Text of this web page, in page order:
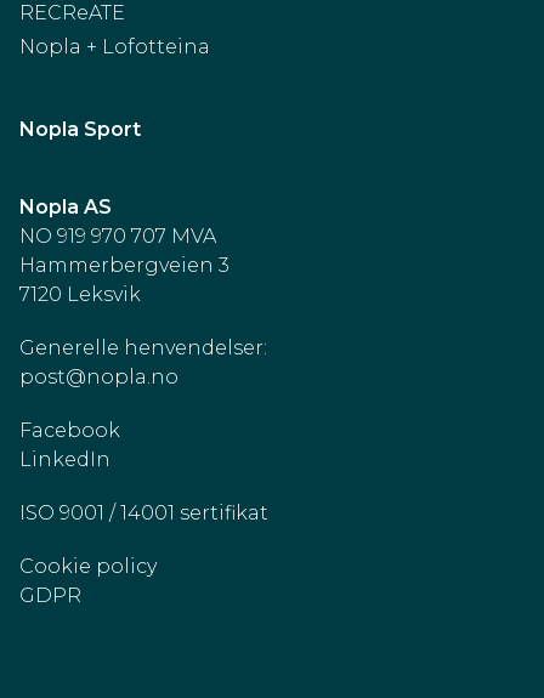
RECReATE
Nopla + Lofotteina
Nopla Sport
Nopla AS
NO 919 970 707 MVA
Hammerbergveien 3
7120 Leksvik
Generelle henvendelser:
post@nopla.no
Facebook
LinkedIn
ISO 9001 / 14001 sertifikat
Cookie policy
GDPR